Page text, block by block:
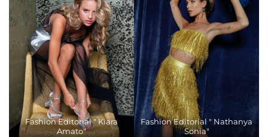
Fashion Editorial " Kiara
Amato"
Fashion Editorial " Nathanya
Sonia"